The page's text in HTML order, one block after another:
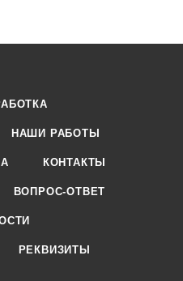
НАШИ РАБОТЫ
КОНТАКТЫ
ВОПРОС-ОТВЕТ
РЕКВИЗИТЫ